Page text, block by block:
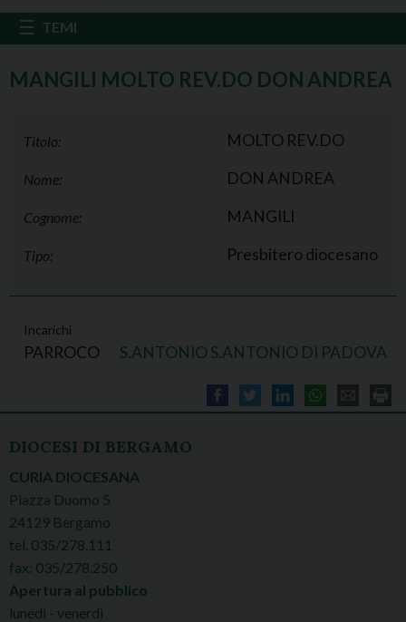
MANGILI MOLTO REV.DO DON ANDREA
Titolo: MOLTO REV.DO
Nome: DON ANDREA
Cognome: MANGILI
Tipo: Presbitero diocesano
Incarichi
PARROCO S.ANTONIO S.ANTONIO DI PADOVA
DIOCESI DI BERGAMO
CURIA DIOCESANA
Piazza Duomo 5
24129 Bergamo
tel. 035/278.111
fax: 035/278.250
Apertura al pubblico
lunedì - venerdì